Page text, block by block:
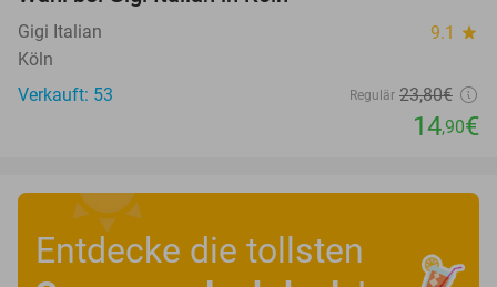
Gigi Italian 9.1 star
Köln
Verkauft: 53
Regulär 23,80€
14,90€
Entdecke die tollsten